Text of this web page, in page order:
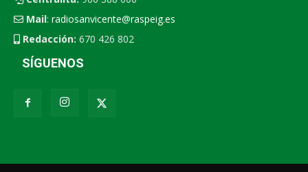
Mail: radiosanvicente@raspeig.es
Redacción: 670 426 802
SÍGUENOS